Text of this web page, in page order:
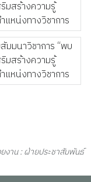
งาน : ฝ่ายประชาสัมพันธ์